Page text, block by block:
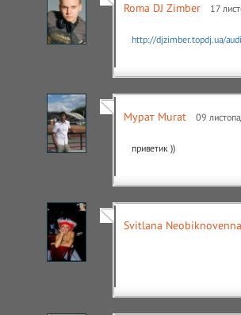
Roma DJ Zimber 17
http://djzimber.topdj.ua/
Мурат Murat 09
приветик ))
Svitlana